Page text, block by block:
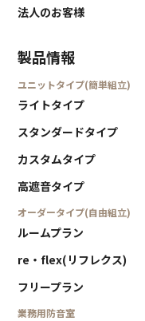
法人のお客様
製品情報
ユニットタイプ(簡単組立)
ライトタイプ
スタンダードタイプ
カスタムタイプ
高遮音タイプ
オーダータイプ(自由組立)
ルームプラン
re・flex(リフレクス)
フリープラン
業務用防音室